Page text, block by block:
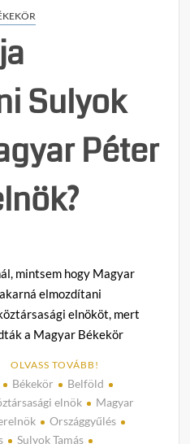
Sulyok
Péter
mintsem hogy Magyar
elmozdítani
elnököt, mert
a Magyar Békekör
OLVASS TOVÁBB!
Békekör
Belföld
elnök
Magyar
Országgyűlés
Sulyok Tamás